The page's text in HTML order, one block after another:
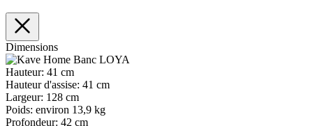
Dimensions
Hauteur: 41 cm
Hauteur d'assise: 41 cm
Largeur: 128 cm
Poids: environ 13,9 kg
Profondeur: 42 cm